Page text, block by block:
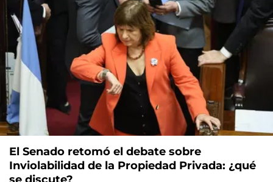
El Senado retomó el debate sobre
Inviolabilidad de la Propiedad Privada: ¿qué